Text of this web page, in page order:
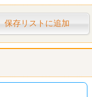
保存リストに追加